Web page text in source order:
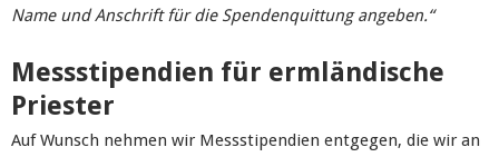
Name und Anschrift für die Spendenquittung angeben.“
Messstipendien für ermländische
Priester
Auf Wunsch nehmen wir Messstipendien entgegen, die wir an